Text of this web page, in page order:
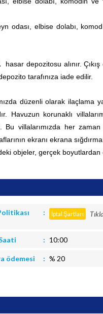
odası, elbise dolabı,
hasar depozitosu alınır.
tarafınıza iade edilir.
düzenli olarak ilaçlama
Havuzun korunaklı
Bu villalarımızda her
ekranı ekrana
objeler, gerçek boyutlardan
İptal Şartları
10:00
ödemesi % 20